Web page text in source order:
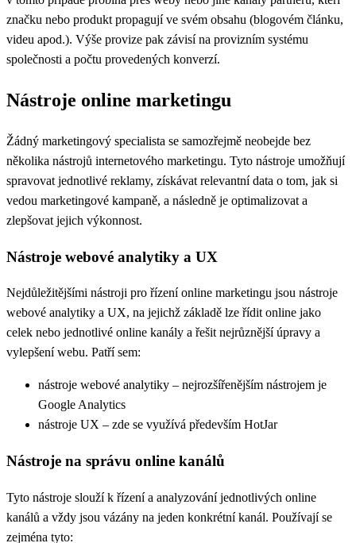
značku nebo produkt propagují ve svém obsahu (blogovém článku,
videu apod.). Výše provize pak závisí na provizním systému
společnosti a počtu provedených konverzí.
Nástroje online marketingu
Žádný marketingový specialista se samozřejmě neobejde bez
několika nástrojů internetového marketingu. Tyto nástroje umožňují
spravovat jednotlivé reklamy, získávat relevantní data o tom, jak si
vedou marketingové kampaně, a následně je optimalizovat a
zlepšovat jejich výkonnost.
Nástroje webové analytiky a UX
Nejdůležitějšími nástroji pro řízení online marketingu jsou nástroje
webové analytiky a UX, na jejichž základě lze řídit online jako
celek nebo jednotlivé online kanály a řešit nejrůznější úpravy a
vylepšení webu. Patří sem:
nástroje webové analytiky – nejrozšířenějším nástrojem je
Google Analytics
nástroje UX – zde se využívá především HotJar
Nástroje na správu online kanálů
Tyto nástroje slouží k řízení a analyzování jednotlivých online
kanálů a vždy jsou vázány na jeden konkrétní kanál. Používají se
zejména tyto: